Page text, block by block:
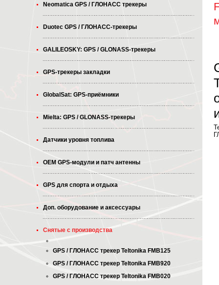
Neomatica GPS / ГЛОНАСС трекеры
Duotec GPS / ГЛОНАСС-трекеры
GALILEOSKY: GPS / GLONASS-трекеры
GPS-трекеры закладки
GlobalSat: GPS-приёмники
Mielta: GPS / GLONASS-трекеры
Датчики уровня топлива
OEM GPS-модули и патч антенны
GPS для спорта и отдыха
Доп. оборудование и аксессуары
Снятые с производства
GPS / ГЛОНАСС трекер Teltonika FMB125
GPS / ГЛОНАСС трекер Teltonika FMB920
GPS / ГЛОНАСС трекер Teltonika FMB020